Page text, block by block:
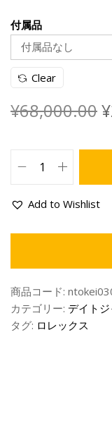
付属品
Clear
¥68,000.00¥
Add to Wishlist
商品コード:
カテゴリー: デイトジ
タグ: ロレックス